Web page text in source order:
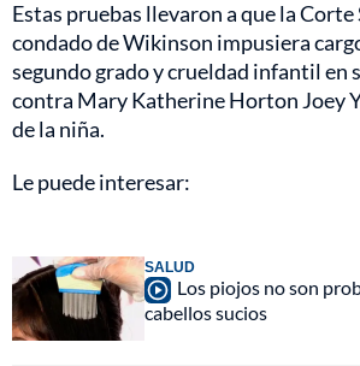
Estas pruebas llevaron a que la
condado de Wikinson impusiera
segundo grado y crueldad infantil en
contra Mary Katherine Horton Joey
de la niña.
Le puede interesar:
SALUD
Los piojos no son
cabellos sucios